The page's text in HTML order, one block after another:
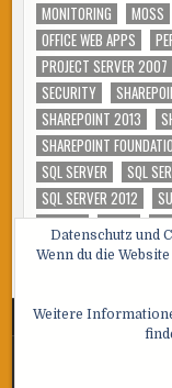
Datenschutz und
Wenn du die
Weitere
MONITORING
MOSS
OFFICE WEB APPS
PROJECT SERVER 2007
SECURITY
SHAREPOINT 2013
SHAREPOINT
SQL SERVER
SQL
SQL SERVER 2012
TUNING
VIDEO